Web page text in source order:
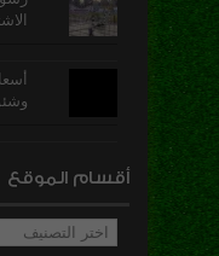
أقسام الموقع
أقسام
الموقع